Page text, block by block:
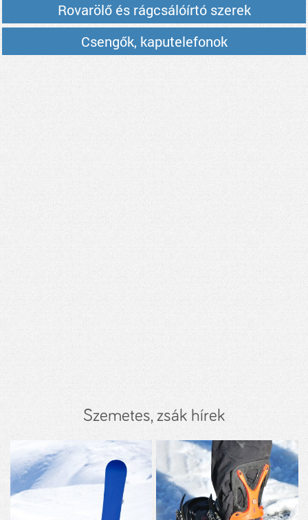
Rovarölő és rágcsálóírtó szerek
Csengők, kaputelefonok
Szemetes, zsák hírek